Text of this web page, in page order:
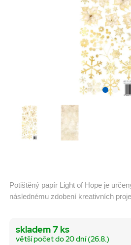
Potištěný papír Light of Hope je
následnému zdobení kreativních
skladem 7 ks
větší počet do 20 dní (26.8.)